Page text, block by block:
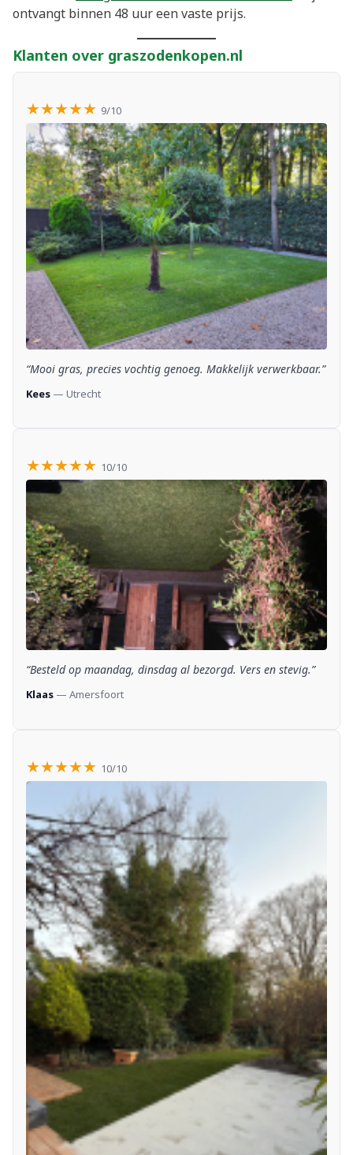
ontvangt binnen 48 uur een vaste prijs.
Klanten over graszodenkopen.nl
★★★★★ 9/10
“Mooi gras, precies vochtig genoeg. Makkelijk verwerkbaar.”
Kees — Utrecht
★★★★★ 10/10
“Besteld op maandag, dinsdag al bezorgd. Vers en stevig.”
Klaas — Amersfoort
★★★★★ 10/10